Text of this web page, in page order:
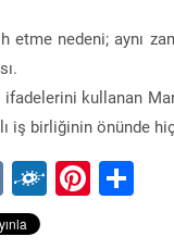
etme nedeni; aynı
ifadelerini kullanan
iş birliğinin önünde
VKFolkd